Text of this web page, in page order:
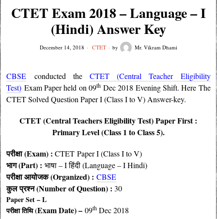
CTET Exam 2018 – Language – I
(Hindi) Answer Key
December 14, 2018 CTET by Mr. Vikram Dhami
CBSE conducted the CTET (Central Teacher Eligibility
Test) Exam Paper held on 09thDec 2018 Evening Shift. Here The
CTET Solved Question Paper I (Class I to V) Answer-key.
CTET (Central Teachers Eligibility Test) Paper First :
Primary Level (Class 1 to Class 5).
परीक्षा (Exam) : CTET Paper I (Class I to V)
भाग (Part) : भाषा – I हिंदी (Language – I Hindi)
परीक्षा आयोजक (Organized) :CBSE
कुल प्रश्न (Number of Question) : 30
Paper Set – L
परीक्षा तिथि (Exam Date) –09th Dec 2018